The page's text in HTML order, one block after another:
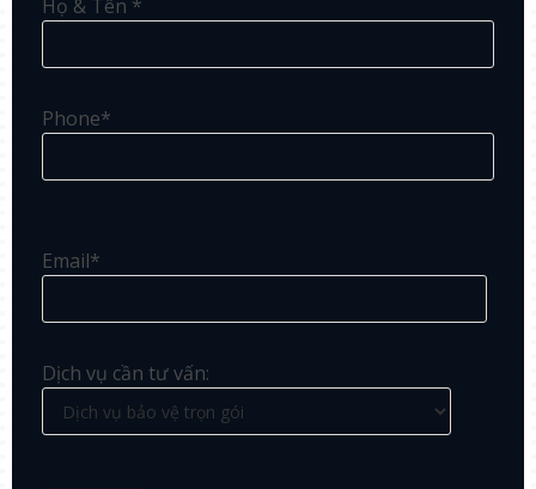
Họ & Tên *
Phone*
Email*
Dịch vụ cần tư vấn: